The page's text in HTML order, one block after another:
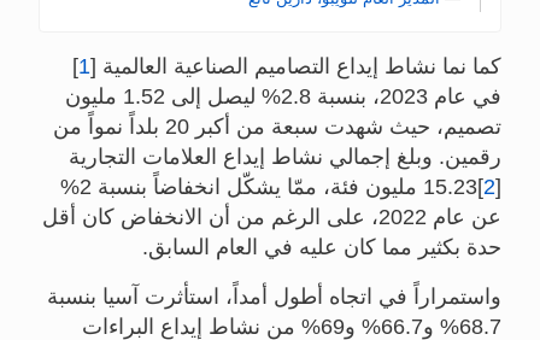
كما نما نشاط إيداع التصاميم الصناعية العالمية [
1
]
في عام 2023، بنسبة 2.8% ليصل إلى 1.52 مليون
تصميم، حيث شهدت سبعة من أكبر 20 بلداً نمواً من
رقمين. وبلغ إجمالي نشاط إيداع العلامات التجارية
[
2
]15.23 مليون فئة، ممّا يشكّل انخفاضاً بنسبة 2%
عن عام 2022، على الرغم من أن الانخفاض كان أقل
حدة بكثير مما كان عليه في العام السابق.
واستمراراً في اتجاه أطول أمداً، استأثرت آسيا بنسبة
68.7% و66.7% و69% من نشاط إيداع البراءات